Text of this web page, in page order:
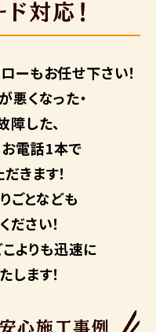
ーもお任せ下さい！
悪くなった・
障した、
電話1本で
きます！
ごとなども
ださい！
こよりも迅速に
します！